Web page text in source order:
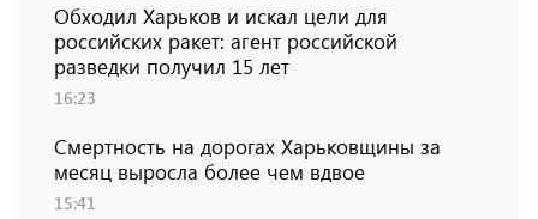
Обходил Харьков и искал цели для
российских ракет: агент российской
разведки получил 15 лет
16:23
Смертность на дорогах Харьковщины за
месяц выросла более чем вдвое
15:41